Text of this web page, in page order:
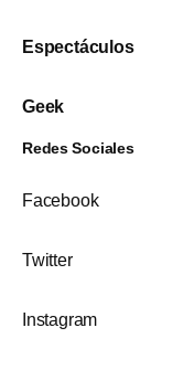
Espectáculos
Geek
Redes Sociales
Facebook
Twitter
Instagram